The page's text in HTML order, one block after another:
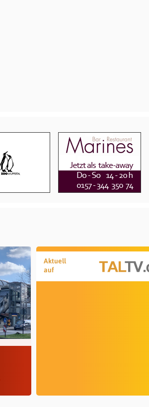
Aktuell
auf